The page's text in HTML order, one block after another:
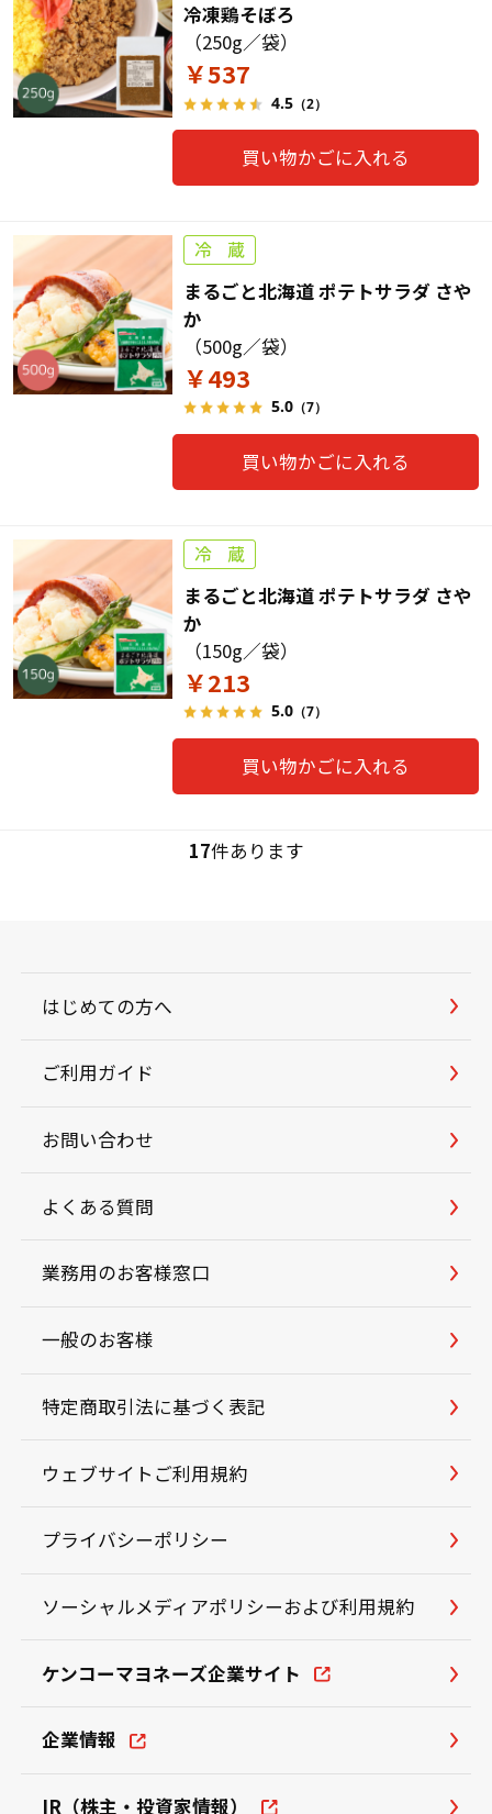
冷凍鶏そぼろ
（250g／袋）
￥537
4.5（2）
買い物かごに入れる
まるごと北海道 ポテトサラダ さや
か
（500g／袋）
￥493
5.0（7）
買い物かごに入れる
まるごと北海道 ポテトサラダ さや
か
（150g／袋）
￥213
5.0（7）
買い物かごに入れる
17件あります
はじめての方へ
ご利用ガイド
お問い合わせ
よくある質問
業務用のお客様窓口
一般のお客様
特定商取引法に基づく表記
ウェブサイトご利用規約
プライバシーポリシー
ソーシャルメディアポリシーおよび利用規約
ケンコーマヨネーズ企業サイト
企業情報
IR（株主・投資家情報）